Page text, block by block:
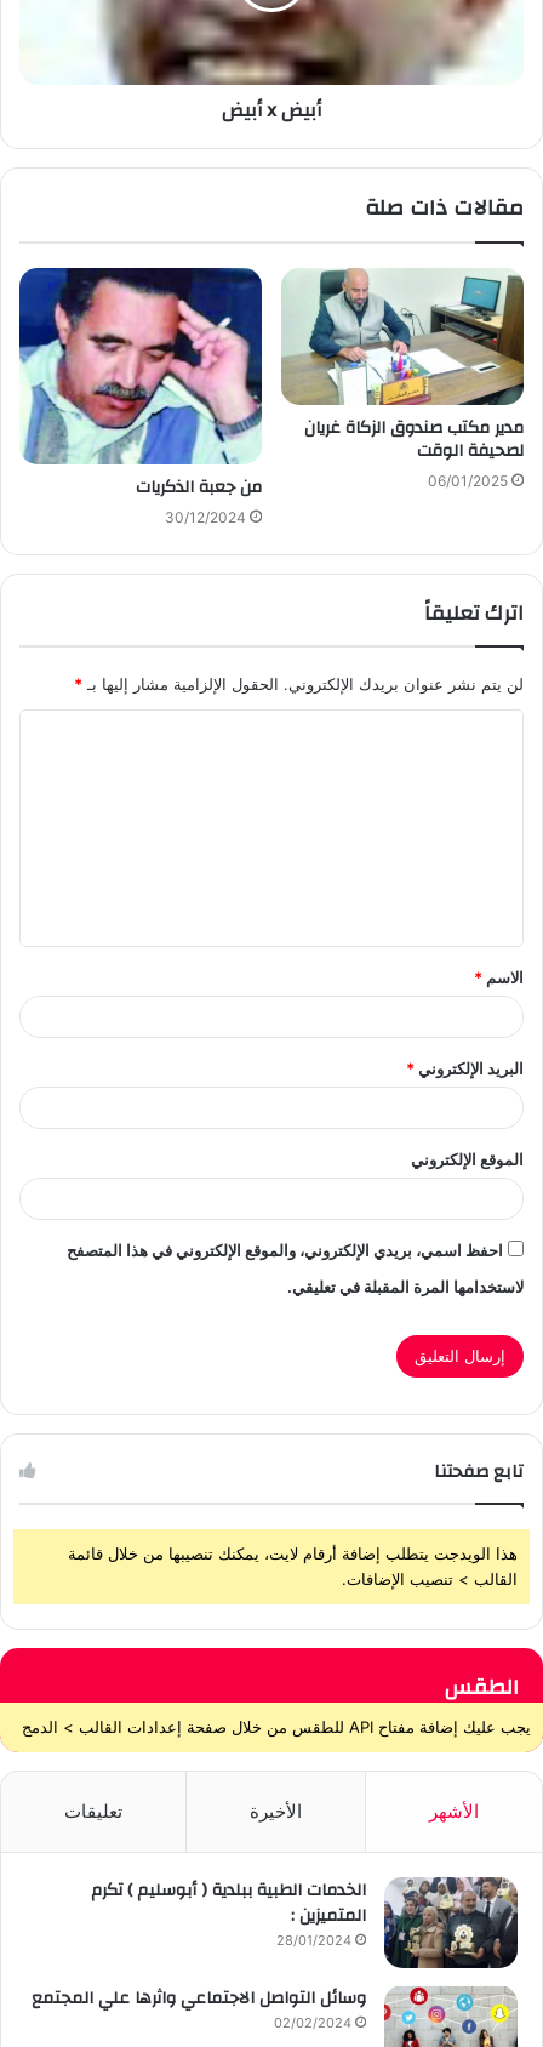
أبيض x أبيض
مقالات ذات صلة
مدير مكتب صندوق الزكاة غريان
لصحيفة الوقت
06/01/2025 من جعبة الذكريات
30/12/2024
اترك تعليقاً
لن يتم نشر عنوان بريدك الإلكتروني. الحقول الإلزامية مشار إليها بـ *
ق
*
الاسم *
البريد الإلكتروني*
الموقع الإلكتروني
احفظ اسمي، بريدي الإلكتروني، والموقع الإلكتروني في هذا المتصفح
لاستخدامها المرة المقبلة في تعليقي.
تابع صفحتنا
هذا الويدجت يتطلب إضافة أرقام لايت، يمكنك تنصيبها من خلال قائمة
القالب > تنصيب الإضافات.
الطقس
يجب عليك إضافة مفتاح API للطقس من خلال صفحة إعدادات القالب > الدمج
الأشهر الأخيرة تعليقات
الخدمات الطبية ببلدية ( أبوسليم ) تكرم
المتميزين :
28/01/2024
وسائل التواصل الاجتماعي واثرها علي المجتمع
02/02/2024